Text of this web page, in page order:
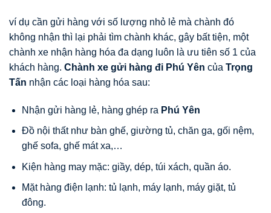
ví dụ cần gửi hàng với số lượng nhỏ lẻ mà chành đó
không nhận thì lại phải tìm chành khác, gây bất tiện, một
chành xe nhận hàng hóa đa dạng luôn là ưu tiên số 1 của
khách hàng. Chành xe gửi hàng đi Phú Yên của Trọng
Tấn nhận các loại hàng hóa sau:
Nhận gửi hàng lẻ, hàng ghép ra Phú Yên
Đồ nội thất như bàn ghế, giường tủ, chăn ga, gối nệm,
ghế sofa, ghế mát xa,…
Kiện hàng may mặc: giầy, dép, túi xách, quần áo.
Mặt hàng điện lạnh: tủ lạnh, máy lạnh, máy giặt, tủ
đông.